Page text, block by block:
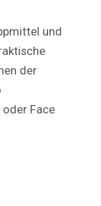
und
der
Face